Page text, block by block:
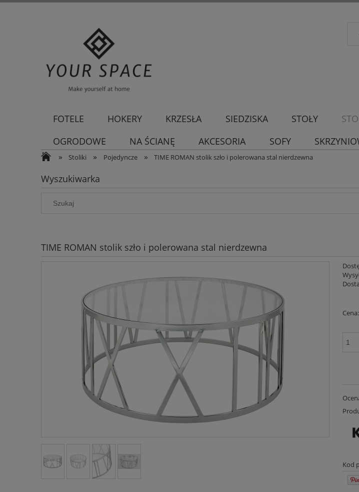
FOTELE HOKERY KRZESŁA SIEDZISKA STOŁY
OGRODOWE
NA ŚCIANĘ AKCESORIA SOFY
» Stoliki » Pojedyncze » TIME ROMAN stolik szło i polerowana stal nierdzewna
Wyszukiwarka
TIME ROMAN stolik szło i polerowana stal nierdzewna
Cena:
Kod